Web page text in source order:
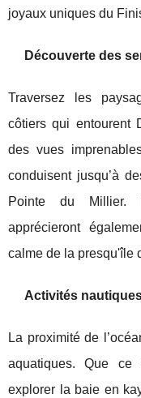
joyaux uniques du
Découverte des
Traversez les
côtiers qui entourent
des vues
conduisent jusqu’à
Pointe du Millier.
apprécieront
calme de la presqu'île
Activités
La proximité de
aquatiques. Que
explorer la baie en